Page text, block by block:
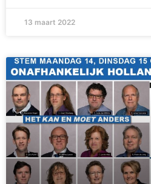
13 maart 2022